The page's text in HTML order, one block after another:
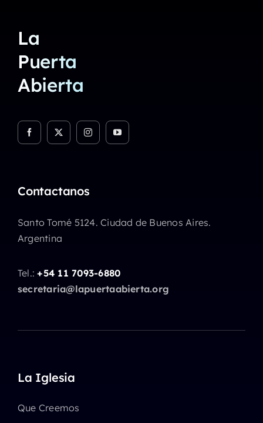
La
Puerta
Abierta
Contactanos
Santo Tomé 5124. Ciudad de Buenos Aires.
Argentina
Tel.:+54 11 7093-6880
secretaria@lapuertaabierta.org
La Iglesia
Que Creemos